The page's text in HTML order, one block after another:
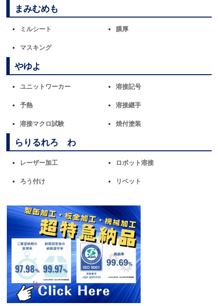
まみむめも
ミルシート 膜厚
マスキング
やゆよ
ユニットワーカー 溶接記号
予熱 溶接継手
溶接マクロ試験 焼付塗装
らりるれろ わ
レーザー加工 ロボット溶接
ろう付け リベット